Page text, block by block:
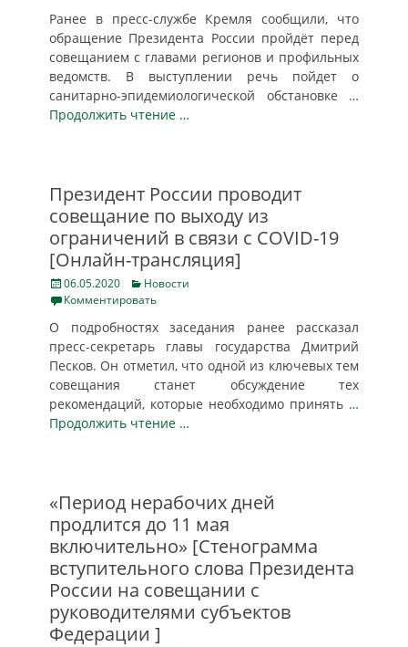
Ранее в пресс-службе Кремля сообщили, что
обращение Президента России пройдёт перед
совещанием с главами регионов и профильных
ведомств. В выступлении речь пойдет о
санитарно-эпидемиологической обстановке …
Продолжить чтение …
Президент России проводит
совещание по выходу из
ограничений в связи с COVID-19
[Онлайн-трансляция]
Posted
on
06.05.2020 Categories
Новости
Комментировать
О подробностях заседания ранее рассказал
пресс-секретарь главы государства Дмитрий
Песков. Он отметил, что одной из ключевых тем
совещания станет обсуждение тех
рекомендаций, которые необходимо принять …
Продолжить чтение …
«Период нерабочих дней
продлится до 11 мая
включительно» [Стенограмма
вступительного слова Президента
России на совещании с
руководителями субъектов
Федерации ]